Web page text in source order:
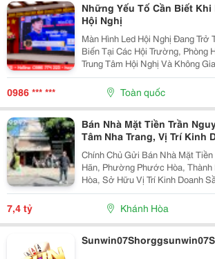
Những Yếu Tố Cần Biết Khi
Hội Nghị
Màn Hình Led Hội Nghị Đang Trở
Biến Tại Các Hội Trường, Phòng
Trung Tâm Hội Nghị Và Không
Nhờ Khả Năng Hiển Thị Hình
Định. Tuy Nhiên, Để Lựa Chọn
0986 *** *** Toàn quốc
Bán Nhà Mặt Tiền Trần
Tâm Nha Trang, Vị Trí Kinh
Tỷ
Chính Chủ Gửi Bán Nhà Mặt
Hãn, Phường Phước Hòa, Thành
Hòa, Sở Hữu Vị Trí Kinh Doanh
Cửa Hàng, Văn Phòng,
7,4 tỷ Khánh Hòa